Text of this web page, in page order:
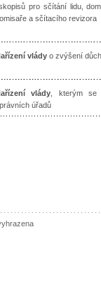
pro sčítání lidu,
a sčítacího revizora
vlády o zvýšení
vlády , kterým se
úřadů